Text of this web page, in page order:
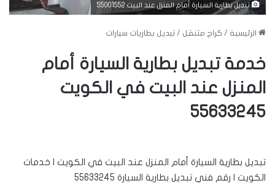
تبديل بطارية السيارة أمام المنزل عند البيت 55001552
الرئيسية / كراج متنقل / تبديل بطاريات سيارات
خدمة تبديل بطارية السيارة أمام
المنزل عند البيت في الكويت
55633245
تبديل بطارية السيارة أمام المنزل عند البيت في الكويت | خدمات
الكويت | رقم فني تبديل بطارية السيارة 55633245